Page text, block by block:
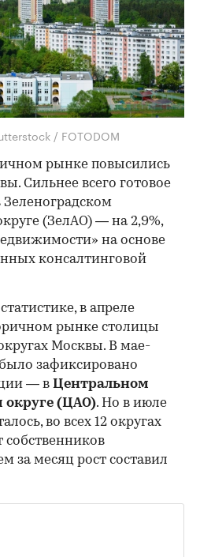
/ FOTODOM
рынке повысились
Сильнее всего готовое
(ЗелАО) — на 2,9%,
на основе
консалтинговой
в апреле
рынке столицы
Москвы. В мае-
зафиксировано
— в Центральном
округе (ЦАО). Но в июле
во всех 12 округах
за месяц рост составил